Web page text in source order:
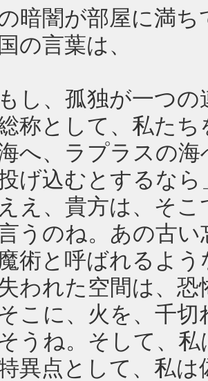
暗闇が部屋に満ち
の言葉は、
もし、孤独が一つ
称として、私たち
へ、ラプラスの海
げ込むとするなら
ええ、貴方は、そ
うのね。あの古い
術と呼ばれるよう
失われた空間は、
そこに、火を、千
そうね。そして、
特異点として、私